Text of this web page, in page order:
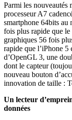
Parmi les nouveautés
processeur A7
smartphone 64bits au
fois plus rapide que
graphiques 56 fois
rapide que l’iPhone 5
d’OpenGL 3, une
dont le capteur
nouveau bouton
innovation de taille :
Un lecteur
données